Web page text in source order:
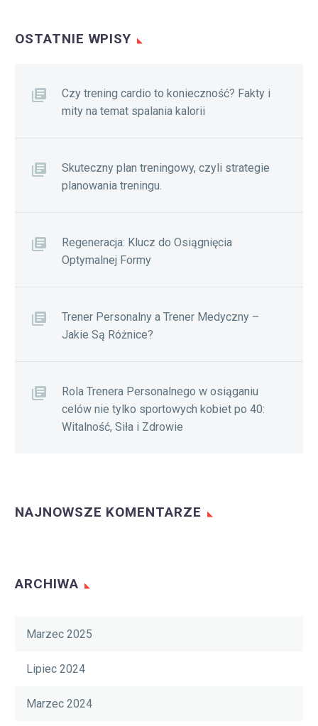
OSTATNIE WPISY
Czy trening cardio to konieczność? Fakty i
mity na temat spalania kalorii
Skuteczny plan treningowy, czyli strategie
planowania treningu.
Regeneracja: Klucz do Osiągnięcia
Optymalnej Formy
Trener Personalny a Trener Medyczny –
Jakie Są Różnice?
Rola Trenera Personalnego w osiąganiu
celów nie tylko sportowych kobiet po 40:
Witalność, Siła i Zdrowie
NAJNOWSZE KOMENTARZE
ARCHIWA
Marzec 2025
Lipiec 2024
Marzec 2024